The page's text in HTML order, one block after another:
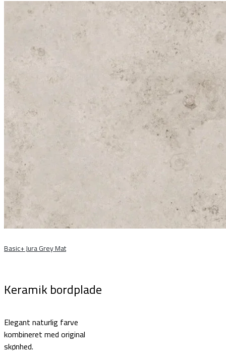
Basic+ Jura Grey Mat
Keramik bordplade
Elegant naturlig farve
kombineret med original
skønhed.